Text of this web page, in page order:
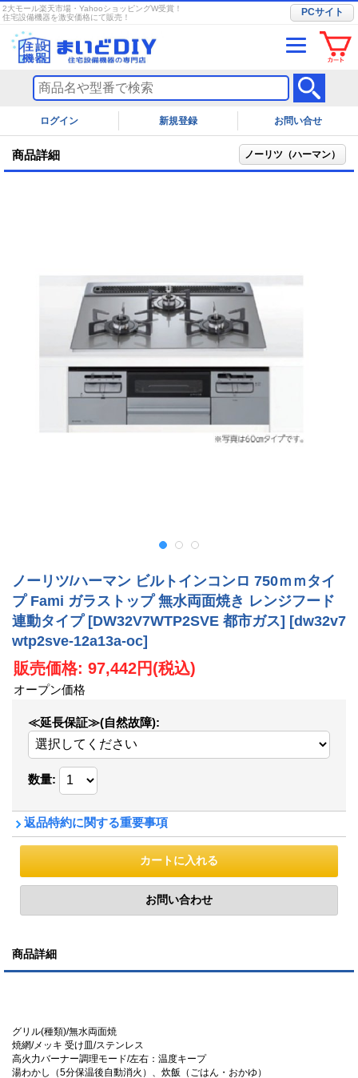
2大モール楽天市場・YahooショッピングW受賞！
住宅設備機器を激安価格にて販売！
PCサイト
ログイン お問い合せ
商品詳細 ノーリツ（ハーマン）
ノーリツ/ハーマン ビルトインコンロ 750ｍｍタイ
プ Fami ガラストップ 無水両面焼き レンジフード
連動タイプ [DW32V7WTP2SVE 都市ガス] [dw32v7
wtp2sve-12a13a-oc]
販売価格: 97,442円(税込)
オープン価格
≪延長保証≫(自然故障):
数量:
返品特約に関する重要事項
商品詳細
グリル(種類)/無水両面焼
焼網/メッキ 受け皿/ステンレス
高火力バーナー調理モード/左右：温度キープ
湯わかし（5分保温後自動消火）、炊飯（ごはん・おかゆ）